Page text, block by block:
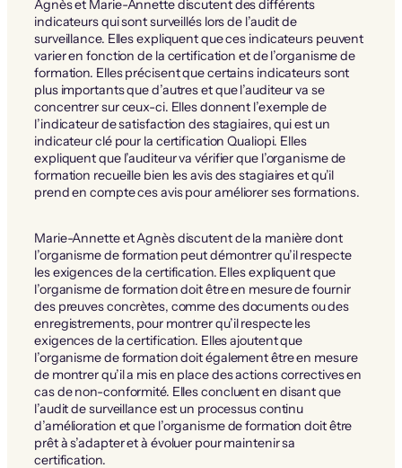
Agnès et Marie-Annette discutent des différents
indicateurs qui sont surveillés lors de l’audit de
surveillance. Elles expliquent que ces indicateurs peuvent
varier en fonction de la certification et de l’organisme de
formation. Elles précisent que certains indicateurs sont
plus importants que d’autres et que l’auditeur va se
concentrer sur ceux-ci. Elles donnent l’exemple de
l’indicateur de satisfaction des stagiaires, qui est un
indicateur clé pour la certification Qualiopi. Elles
expliquent que l’auditeur va vérifier que l’organisme de
formation recueille bien les avis des stagiaires et qu’il
prend en compte ces avis pour améliorer ses formations.
Marie-Annette et Agnès discutent de la manière dont
l’organisme de formation peut démontrer qu’il respecte
les exigences de la certification. Elles expliquent que
l’organisme de formation doit être en mesure de fournir
des preuves concrètes, comme des documents ou des
enregistrements, pour montrer qu’il respecte les
exigences de la certification. Elles ajoutent que
l’organisme de formation doit également être en mesure
de montrer qu’il a mis en place des actions correctives en
cas de non-conformité. Elles concluent en disant que
l’audit de surveillance est un processus continu
d’amélioration et que l’organisme de formation doit être
prêt à s’adapter et à évoluer pour maintenir sa
certification.